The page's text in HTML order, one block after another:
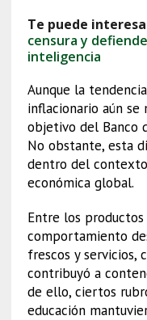
Te puede
censura y
inteligencia
Aunque la
inflacionario aún
objetivo del Banco
No obstante, esta
dentro del
económica global.
Entre los
comportamiento
frescos y servicios,
contribuyó a
de ello, ciertos
educación